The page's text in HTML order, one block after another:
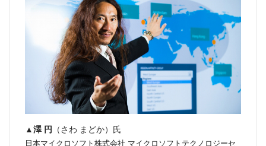
▲澤 円 （さわ まどか）氏
日本マイクロソフト株式会社 マイクロソフトテクノロジーセ